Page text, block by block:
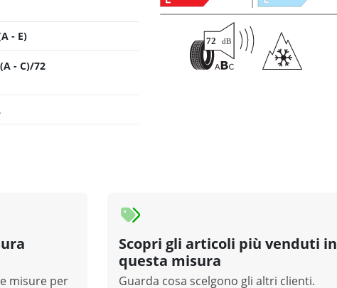
- E)
- C)/72
misure per
Scopri gli articoli più venduti in
questa misura
Guarda cosa scelgono gli altri clienti.